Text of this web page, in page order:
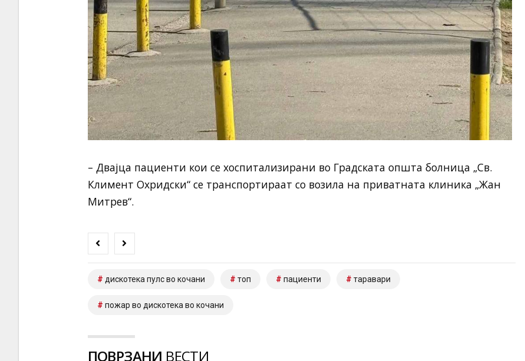
– Двајца пациенти кои се хоспитализирани во Градската општа болница „Св.
Климент Охридски“ се транспортираат со возила на приватната клиника „Жан
Митрев“.
дискотека пулс во кочани топ пациенти таравари
пожар во дискотека во кочани
ПОВРЗАНИ ВЕСТИ